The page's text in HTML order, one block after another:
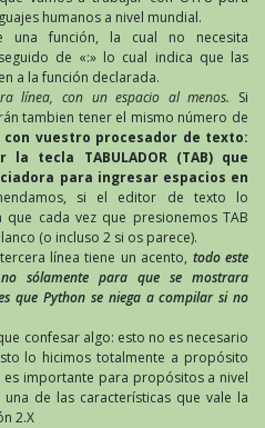
humanos a nivel mundial.
una función, la cual no necesita
de «:» lo cual indica que las
a la función declarada.
línea, con un espacio al menos. Si
tambien tener el mismo número de
con vuestro procesador de texto:
tecla TABULADOR (TAB) que
para ingresar espacios en
si el editor de texto lo
cada vez que presionemos TAB
(o incluso 2 si os parece).
línea tiene un acento, todo este
sólamente para que se mostrara
que Python se niega a compilar si no
confesar algo: esto no es necesario
lo hicimos totalmente a propósito
importante para propósitos a nivel
de las características que vale la
2.X